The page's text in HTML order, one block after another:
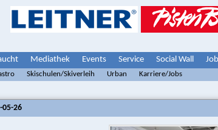
Mediathek Events Service Social Wall
Skischulen/Skiverleih Urban Karriere/Jobs
26